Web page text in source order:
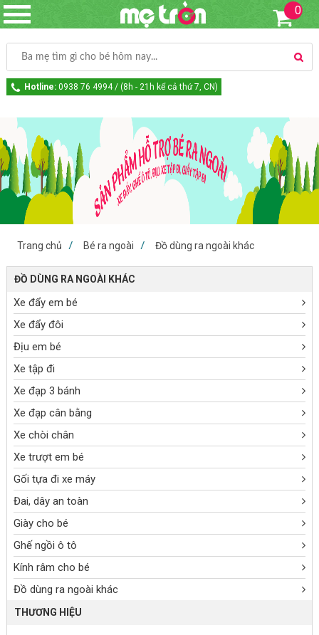
0
Hotline:0938 76 4994 / (8h - 21h kể cả thứ 7, CN)
Trang chủ Bé ra ngoài Đồ dùng ra ngoài khác
ĐỒ DÙNG RA NGOÀI KHÁC
Xe đẩy em bé
Xe đẩy đôi
Địu em bé
Xe tập đi
Xe đạp 3 bánh
Xe đạp cân bằng
Xe chòi chân
Xe trượt em bé
Gối tựa đi xe máy
Đai, dây an toàn
Giày cho bé
Ghế ngồi ô tô
Kính râm cho bé
Đồ dùng ra ngoài khác
THƯƠNG HIỆU